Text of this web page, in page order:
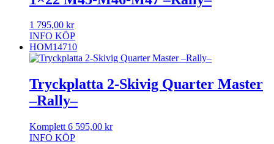
1 795,00 kr
INFO KÖP
HOM14710
Tryckplatta 2-Skivig Quarter Master
–Rally–
Komplett 6 595,00 kr
INFO KÖP